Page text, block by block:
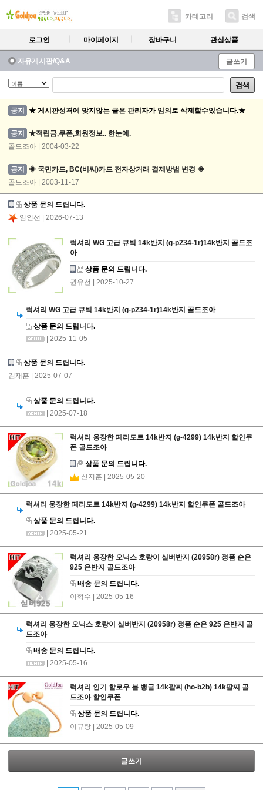
카테고리 검색
로그인 마이페이지 장바구니 관심상품
자유게시판/Q&A 글쓰기
검색
공지 ★ 게시판성격에 맞지않는 글은 관리자가 임의로 삭제할수있습니다.★
공지
★적립금,쿠폰,회원정보.. 한눈에.
골드조아 | 2004-03-22
공지
◈ 국민카드, BC(비씨)카드 전자상거래 결제방법 변경 ◈
골드조아 | 2003-11-17
상품 문의 드립니다.
임인선
| 2026-07-13
럭셔리 WG 고급 큐빅 14k반지 (g-p234-1r)14k반지 골드조
아
상품 문의 드립니다.
권유선
| 2025-10-27
럭셔리 WG 고급 큐빅 14k반지 (g-p234-1r)14k반지 골드조아
상품 문의 드립니다.
| 2025-11-05
상품 문의 드립니다.
김재훈
| 2025-07-07
상품 문의 드립니다.
| 2025-07-18
럭셔리 웅장한 페리도트 14k반지 (g-4299) 14k반지 할인쿠
폰 골드조아
상품 문의 드립니다.
신지훈
| 2025-05-20
럭셔리 웅장한 페리도트 14k반지 (g-4299) 14k반지 할인쿠폰 골드조아
상품 문의 드립니다.
| 2025-05-21
럭셔리 웅장한 오닉스 호랑이 실버반지 (20958r) 정품 순은
925 은반지 골드조아
배송 문의 드립니다.
이혁수
| 2025-05-16
럭셔리 웅장한 오닉스 호랑이 실버반지 (20958r) 정품 순은 925 은반지 골
드조아
배송 문의 드립니다.
| 2025-05-16
럭셔리 인기 할로우 볼 뱅글 14k팔찌 (ho-b2b) 14k팔찌 골
드조아 할인쿠폰
상품 문의 드립니다.
이규랑
| 2025-05-09
글쓰기